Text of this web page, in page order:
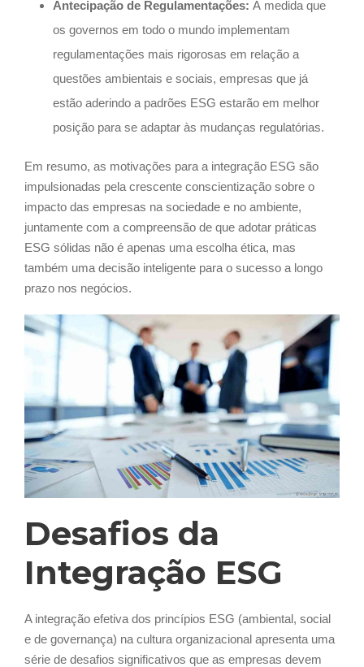
Antecipação de Regulamentações: À medida que
os governos em todo o mundo implementam
regulamentações mais rigorosas em relação a
questões ambientais e sociais, empresas que já
estão aderindo a padrões ESG estarão em melhor
posição para se adaptar às mudanças regulatórias.
Em resumo, as motivações para a integração ESG são
impulsionadas pela crescente conscientização sobre o
impacto das empresas na sociedade e no ambiente,
juntamente com a compreensão de que adotar práticas
ESG sólidas não é apenas uma escolha ética, mas
também uma decisão inteligente para o sucesso a longo
prazo nos negócios.
Desafios da
Integração ESG
A integração efetiva dos princípios ESG (ambiental, social
e de governança) na cultura organizacional apresenta uma
série de desafios significativos que as empresas devem